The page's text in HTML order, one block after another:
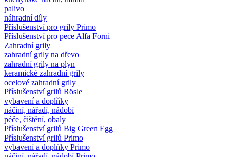
palivo
náhradní díly
Příslušenství pro grily Primo
Příslušenství pro pece Alfa Forni
Zahradní grily
zahradní grily na dřevo
zahradní grily na plyn
keramické zahradní grily
ocelové zahradní grily
Příslušenství grilů Rösle
vybavení a doplňky
náčiní, nářadí, nádobí
péče, čištění, obaly
Příslušenství grilů Big Green Egg
Příslušenství grilů Primo
vybavení a doplňky Primo